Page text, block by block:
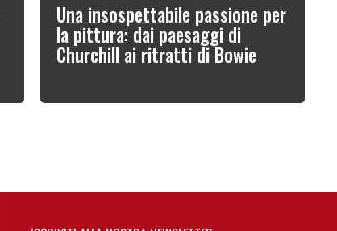
Una insospettabile passione per
la pittura: dai paesaggi di
Churchill ai ritratti di Bowie